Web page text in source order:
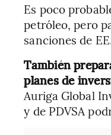
Es poco
petróleo, pero
sanciones de
También
planes de
Auriga Global
y de PDVSA